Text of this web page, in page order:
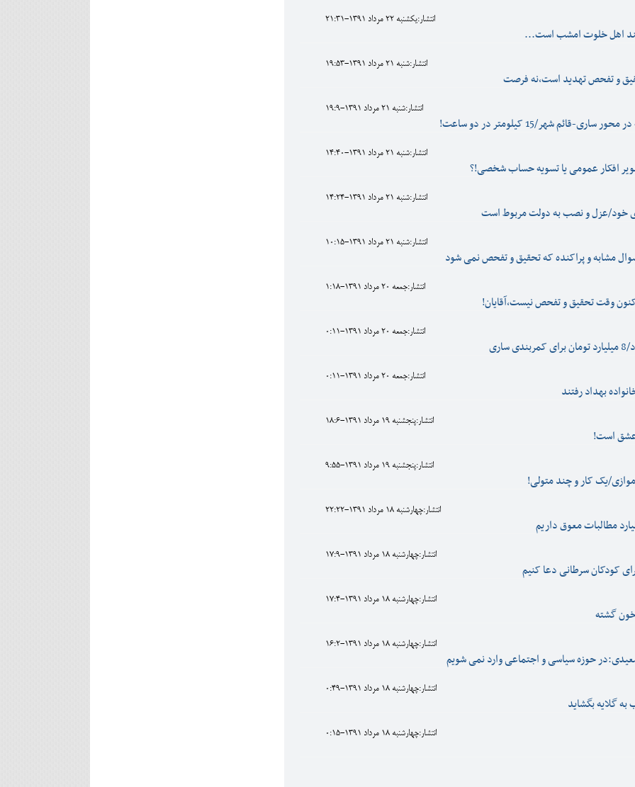
انتشار:يکشنبه 22 مرداد 1391-21:31
اهل خلوت امشب است...
انتشار:شنبه 21 مرداد 1391-19:53
و تفحص تهدید است،نه فرصت
انتشار:شنبه 21 مرداد 1391-19:9
قائم شهر/15 کیلومتر در دو ساعت!
انتشار:شنبه 21 مرداد 1391-14:40
افکار عمومی یا تسویه حساب شخصی!؟
انتشار:شنبه 21 مرداد 1391-14:24
خود/عزل و نصب به دولت مربوط است
انتشار:شنبه 21 مرداد 1391-10:15
مشابه و پراکنده که تحقیق و تفحص نمی شود
انتشار:جمعه 20 مرداد 1391-1:18
وقت تحقیق و تفحص نیست،آقایان!
انتشار:جمعه 20 مرداد 1391-0:11
انتشار:جمعه 20 مرداد 1391-0:11
بهداد رفتند
انتشار:پنجشنبه 19 مرداد 1391-18:6
عشق است!
انتشار:پنجشنبه 19 مرداد 1391-9:55
یک کار و چند متولی!
انتشار:چهارشنبه 18 مرداد 1391-22:22
انتشار:چهارشنبه 18 مرداد 1391-17:9
کودکان سرطانی دعا کنیم
انتشار:چهارشنبه 18 مرداد 1391-17:4
گشته
انتشار:چهارشنبه 18 مرداد 1391-16:2
حوزه سیاسی و اجتماعی وارد نمی شویم
انتشار:چهارشنبه 18 مرداد 1391-0:49
گلایه بگشاید
انتشار:چهارشنبه 18 مرداد 1391-0:15